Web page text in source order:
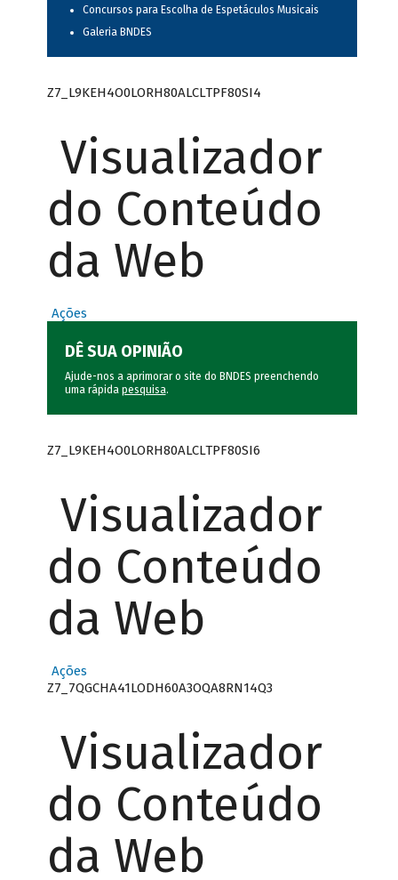
Concursos para Escolha de Espetáculos Musicais
Galeria BNDES
Z7_L9KEH4O0LORH80ALCLTPF80SI4
Visualizador
do Conteúdo
da Web
Ações
DÊ SUA OPINIÃO
Ajude-nos a aprimorar o site do BNDES preenchendo
uma rápida pesquisa.
Z7_L9KEH4O0LORH80ALCLTPF80SI6
Visualizador
do Conteúdo
da Web
Ações
Z7_7QGCHA41LODH60A3OQA8RN14Q3
Visualizador
do Conteúdo
da Web